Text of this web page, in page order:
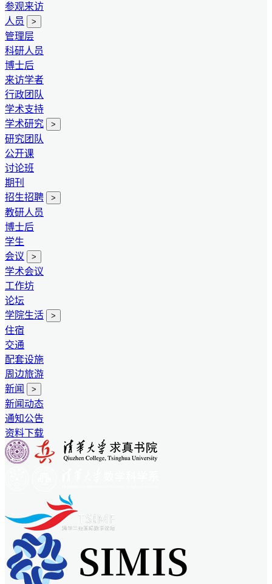
参观来访
人员
>
管理层
科研人员
博士后
来访学者
行政团队
学术支持
学术研究
>
研究团队
公开课
讨论班
期刊
招生招聘
>
教研人员
博士后
学生
会议
>
学术会议
工作坊
论坛
学院生活
>
住宿
交通
配套设施
周边旅游
新闻
>
新闻动态
通知公告
资料下载